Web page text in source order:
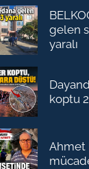
gelen
yaralı
koptu
Ahmet